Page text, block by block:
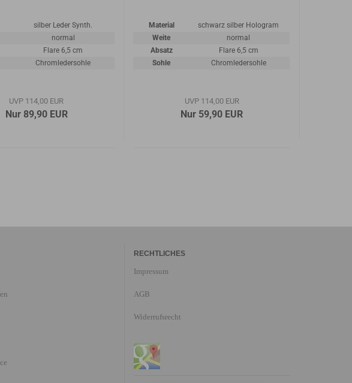
silber Leder Synth.
normal
Flare 6,5 cm
Chromledersohle
UVP 114,00 EUR
Nur 89,90 EUR
Material
schwarz silber Hologram
Weite
normal
Absatz
Flare 6,5 cm
Sohle
Chromledersohle
UVP 114,00 EUR
Nur 59,90 EUR
RECHTLICHES
Impressum
AGB
Widerrufsrecht